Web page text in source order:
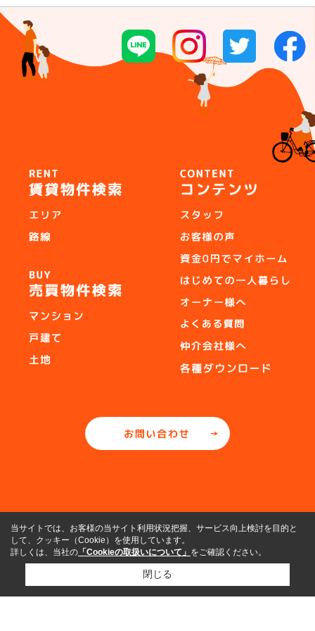
当サイトでは、お客様の当サイト利用状況把握、サービス向上検討を目的と
して、クッキー（Cookie）を使用しています。
詳しくは、当社の 「Cookieの取扱いについて」 をご確認ください。
閉じる